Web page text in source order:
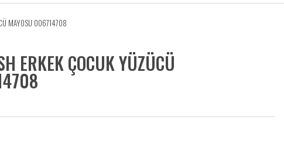
MAYOSU 006714708
ERKEK ÇOCUK YÜZÜCÜ